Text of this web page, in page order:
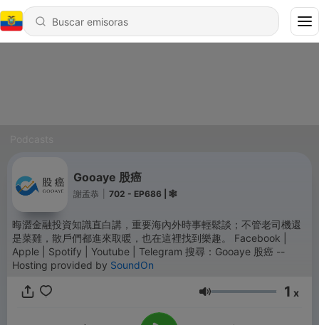
Gooaye 股癌
謝孟恭 702 - EP686 | 🕸️
晦澀金融投資知識直白講，重要海內外時事輕鬆談；不管老司機還
是菜雞，散戶們都進來取暖，也在這裡找到樂趣。 Facebook |
Apple | Spotify | Youtube | Telegram 搜尋：Gooaye 股癌 --
Hosting provided by SoundOn
Volumen 1 x